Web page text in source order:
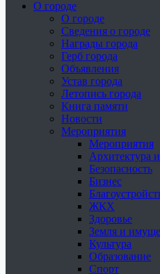
О городе
О городе
Сведения о городе
Награды города
Герб города
Объявления
Устав города
Летопись города
Книга памяти
Новости
Мероприятия
Мероприятия
Архитектура
Безопасность
Бизнес
ЖКХ
Здоровье
Земля и
Культура
Образование
Спорт